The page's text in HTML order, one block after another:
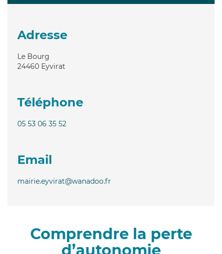
Adresse
Le Bourg
24460 Eyvirat
Téléphone
05 53 06 35 52
Email
mairie.eyvirat@wanadoo.fr
Comprendre la perte
d’autonomie